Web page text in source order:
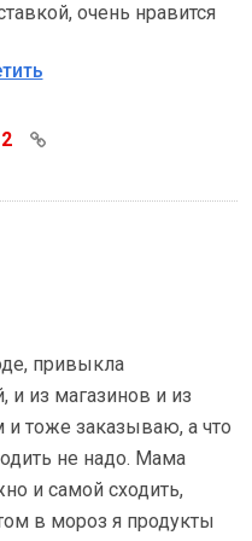
очень нравится
2
привыкла
и из магазинов и из
и тоже заказываю, а что
не надо. Мама
и самой сходить,
в мороз я продукты